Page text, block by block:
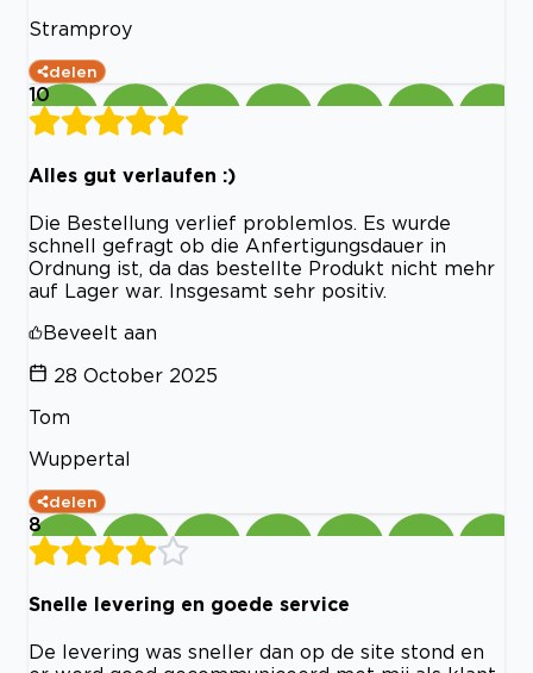
Stramproy
delen
10
Alles gut verlaufen :)
Die Bestellung verlief problemlos. Es wurde
schnell gefragt ob die Anfertigungsdauer in
Ordnung ist, da das bestellte Produkt nicht mehr
auf Lager war. Insgesamt sehr positiv.
Beveelt aan
28 October 2025
Tom
Wuppertal
delen
8
Snelle levering en goede service
De levering was sneller dan op de site stond en